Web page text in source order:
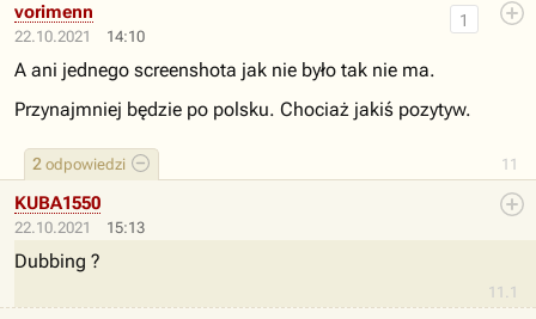
22.10.2021 14:10
11
1
2 odpowiedzi
vorimenn
A ani jednego screenshota jak nie było tak nie ma.
Przynajmniej będzie po polsku. Chociaż jakiś pozytyw.
22.10.2021 15:13
11.1
KUBA1550
Dubbing ?